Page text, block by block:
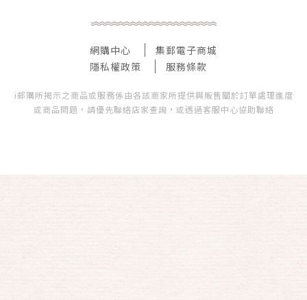
網購中心
集郵電子商城
隱私權政策
服務條款
i郵購所揭示之商品或服務係由各該商家所提供與販售關於訂單處理進度
或商品問題，請優先聯絡店家查詢，或透過客服中心協助聯絡